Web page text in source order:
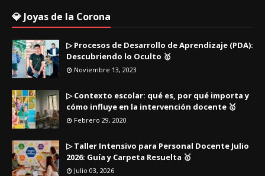
💎 Joyas de la Corona
▷ Procesos de Desarrollo de Aprendizaje (PDA):
Descubriendo lo Oculto 🥇
Noviembre 13, 2023
▷ Contexto escolar: qué es, por qué importa y
cómo influye en la intervención docente 🥇
Febrero 29, 2020
▷ Taller Intensivo para Personal Docente Julio
2026: Guía y Carpeta Resuelta 🥇
Julio 03, 2026